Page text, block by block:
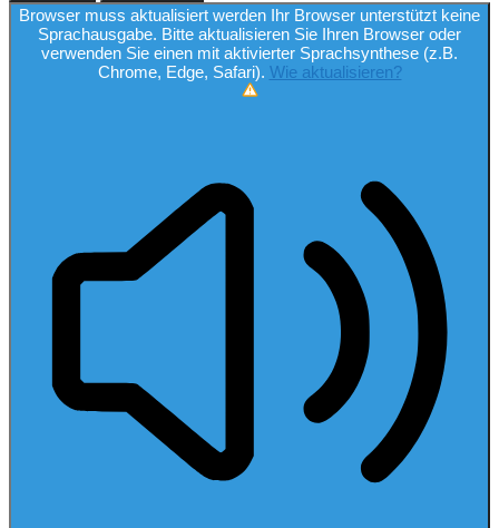
Browser muss aktualisiert werden Ihr Browser unterstützt keine
Sprachausgabe. Bitte aktualisieren Sie Ihren Browser oder
verwenden Sie einen mit aktivierter Sprachsynthese (z.B.
Chrome, Edge, Safari). Wie aktualisieren?